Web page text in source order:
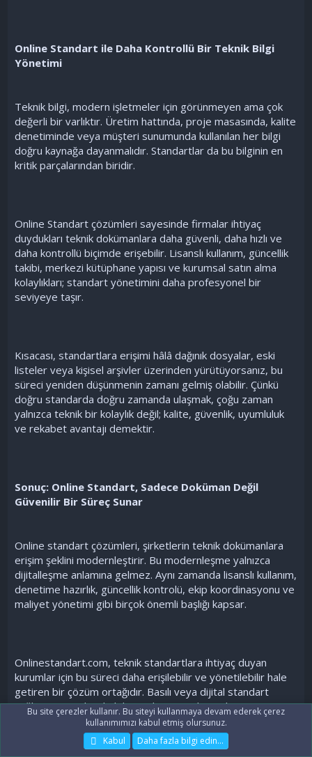
Online Standart ile Daha Kontrollü Bir Teknik Bilgi
Yönetimi
Teknik bilgi, modern işletmeler için görünmeyen ama çok
değerli bir varlıktır. Üretim hattında, proje masasında, kalite
denetiminde veya müşteri sunumunda kullanılan her bilgi
doğru kaynağa dayanmalıdır. Standartlar da bu bilginin en
kritik parçalarından biridir.
Online Standart çözümleri sayesinde firmalar ihtiyaç
duydukları teknik dokümanlara daha güvenli, daha hızlı ve
daha kontrollü biçimde erişebilir. Lisanslı kullanım, güncellik
takibi, merkezi kütüphane yapısı ve kurumsal satın alma
kolaylıkları; standart yönetimini daha profesyonel bir
seviyeye taşır.
Kısacası, standartlara erişimi hâlâ dağınık dosyalar, eski
listeler veya kişisel arşivler üzerinden yürütüyorsanız, bu
süreci yeniden düşünmenin zamanı gelmiş olabilir. Çünkü
doğru standarda doğru zamanda ulaşmak, çoğu zaman
yalnızca teknik bir kolaylık değil; kalite, güvenlik, uyumluluk
ve rekabet avantajı demektir.
Sonuç: Online Standart, Sadece Doküman Değil
Güvenilir Bir Süreç Sunar
Online standart çözümleri, şirketlerin teknik dokümanlara
erişim şeklini modernleştirir. Bu modernleşme yalnızca
dijitalleşme anlamına gelmez. Aynı zamanda lisanslı kullanım,
denetime hazırlık, güncellik kontrolü, ekip koordinasyonu ve
maliyet yönetimi gibi birçok önemli başlığı kapsar.
Onlinestandart.com, teknik standartlara ihtiyaç duyan
kurumlar için bu süreci daha erişilebilir ve yönetilebilir hale
getiren bir çözüm ortağıdır. Basılı veya dijital standart
sağlama, standart koleksiyonları, standart takip
uygulamaları, merkezi kütüphane yapısı ve yapay zeka
destekli araştırma araçlarıyla firmaların teknik bilgi
yönetimine güçlü bir katkı sunar.
Bu site çerezler kullanır. Bu siteyi kullanmaya devam ederek çerez
kullanımımızı kabul etmiş olursunuz.
Kabul
Daha fazla bilgi edin…